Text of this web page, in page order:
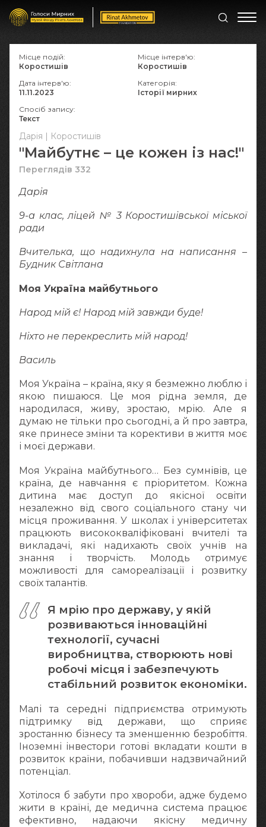
Дарія | Коростишів
"Майбутнє – це кожен із нас!"
Переглядів 332
Дарія
9-а клас, ліцей № 3 Коростишівської міської
ради
Вчителька, що надихнула на написання –
Будник Світлана
Моя Україна майбутнього
Народ мій є! Народ мій завжди буде!
Ніхто не перекреслить мій народ!
Василь
Моя Україна – країна, яку я безмежно люблю і
якою пишаюся. Це моя рідна земля, де
народилася, живу, зростаю, мрію. Але я
думаю не тільки про сьогодні, а й про завтра,
яке принесе зміни та корективи в життя моє
і моєї держави.
Моя Україна майбутнього… Без сумнівів, це
країна, де навчання є пріоритетом. Кожна
дитина має доступ до якісної освіти
незалежно від свого соціального стану чи
місця проживання. У школах і університетах
працюють висококваліфіковані вчителі та
викладачі, які надихають своїх учнів на
знання і творчість. Молодь отримує
можливості для самореалізації і розвитку
своїх талантів.
Я мрію про державу, у якій
розвиваються інноваційні
технології, сучасні
виробництва, створюють нові
робочі місця і забезпечують
стабільний розвиток економіки.
Малі та середні підприємства отримують
підтримку від держави, що сприяє
зростанню бізнесу та зменшенню безробіття.
Іноземні інвестори готові вкладати кошти в
розвиток країни, побачивши надзвичайний
потенціал.
Хотілося б забути про хвороби, адже будемо
жити в країні, де медична система працює
ефективно, надаючи якісну медичну
Місце подій:
Коростишів
Місце інтерв'ю:
Коростишів
Дата інтерв'ю:
11.11.2023
Категорія:
Історії мирних
Спосіб запису:
Текст